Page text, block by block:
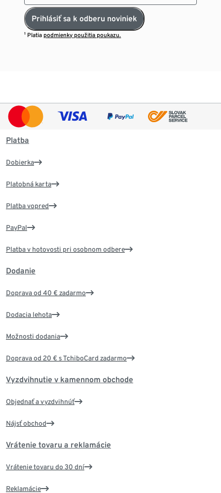
Prihlásiť sa k odberu noviniek
¹ Platia podmienky použitia poukazu.
Platba
Dobierka
Platobná karta
Platba vopred
PayPal
Platba v hotovosti pri osobnom odbere
Dodanie
Doprava od 40 € zadarmo
Dodacia lehota
Možnosti dodania
Doprava od 20 € s TchiboCard zadarmo
Vyzdvihnutie v kamennom obchode
Objednať a vyzdvihnúť
Nájsť obchod
Vrátenie tovaru a reklamácie
Vrátenie tovaru do 30 dní
Reklamácie